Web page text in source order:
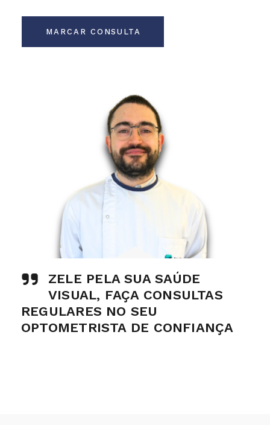
MARCAR CONSULTA
ZELE PELA SUA SAÚDE
VISUAL, FAÇA CONSULTAS
REGULARES NO SEU
OPTOMETRISTA DE CONFIANÇA